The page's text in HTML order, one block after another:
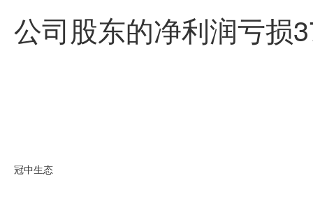
公司股东的净利润亏损
冠中生态